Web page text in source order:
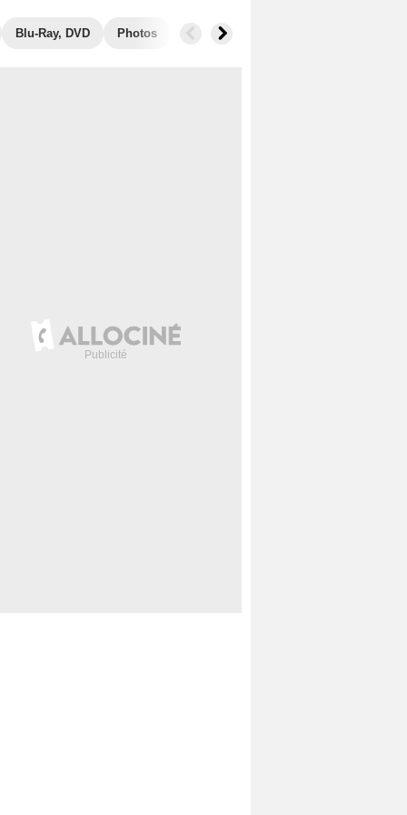
Blu-Ray, DVD Photos Secrets de tournage